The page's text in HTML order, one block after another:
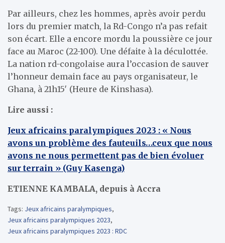
Par ailleurs, chez les hommes, après avoir perdu
lors du premier match, la Rd-Congo n’a pas refait
son écart. Elle a encore mordu la poussière ce jour
face au Maroc (22-100). Une défaite à la déculottée.
La nation rd-congolaise aura l’occasion de sauver
l’honneur demain face au pays organisateur, le
Ghana, à 21h15′ (Heure de Kinshasa).
Lire aussi :
Jeux africains paralympiques 2023 : « Nous
avons un problème des fauteuils…ceux que nous
avons ne nous permettent pas de bien évoluer
sur terrain » (Guy Kasenga)
ETIENNE KAMBALA, depuis à Accra
Tags: Jeux africains paralympiques,
Jeux africains paralympiques 2023,
Jeux africains paralympiques 2023 : RDC